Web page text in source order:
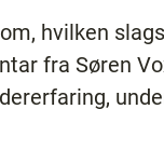
hvilken slags
fra Søren